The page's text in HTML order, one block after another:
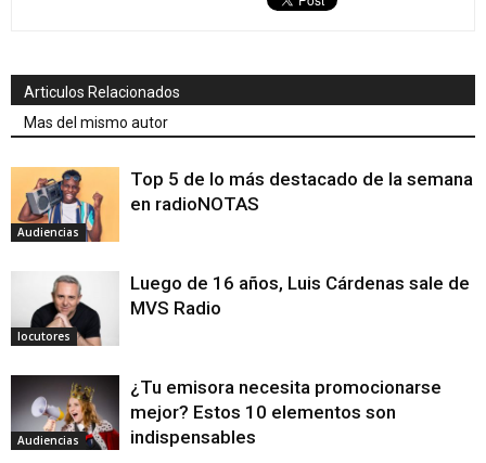
Articulos Relacionados
Mas del mismo autor
Audiencias
Top 5 de lo más destacado de la semana
en radioNOTAS
locutores
Luego de 16 años, Luis Cárdenas sale de
MVS Radio
Audiencias
¿Tu emisora necesita promocionarse
mejor? Estos 10 elementos son
indispensables